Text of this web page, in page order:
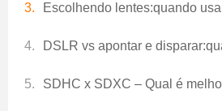
Escolhendo lentes:quando usar
DSLR vs apontar e
SDHC x SDXC – Qual é